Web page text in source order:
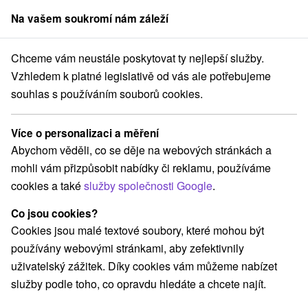
člen skupinySorger
Pobyty na Slovensku Wellness pobyty Chočské vrchy
Wellness pobyty Chočské vrchy
Kategorie
Všechny kategorie
Pobyty v akci(8)
Wellness pobyty(7) Víkendové pobyty(8)
Romantické pobyty
Rodinné pobyty(6)
Vyberte lokalitu nebo termín
Na vašem soukromí nám záleží
Chceme vám neustále poskytovat ty nejlepší služby.
Vzhledem k platné legislativě od vás ale potřebujeme
souhlas s používáním souborů cookies.
Více o personalizaci a měření
Abychom věděli, co se děje na webových stránkách a
mohli vám přizpůsobit nabídky či reklamu, používáme
cookies a takéslužby společnosti Google.
Co jsou cookies?
Cookies jsou malé textové soubory, které mohou být
používány webovými stránkami, aby zefektivnily
uživatelský zážitek. Díky cookies vám můžeme nabízet
služby podle toho, co opravdu hledáte a chcete najít.